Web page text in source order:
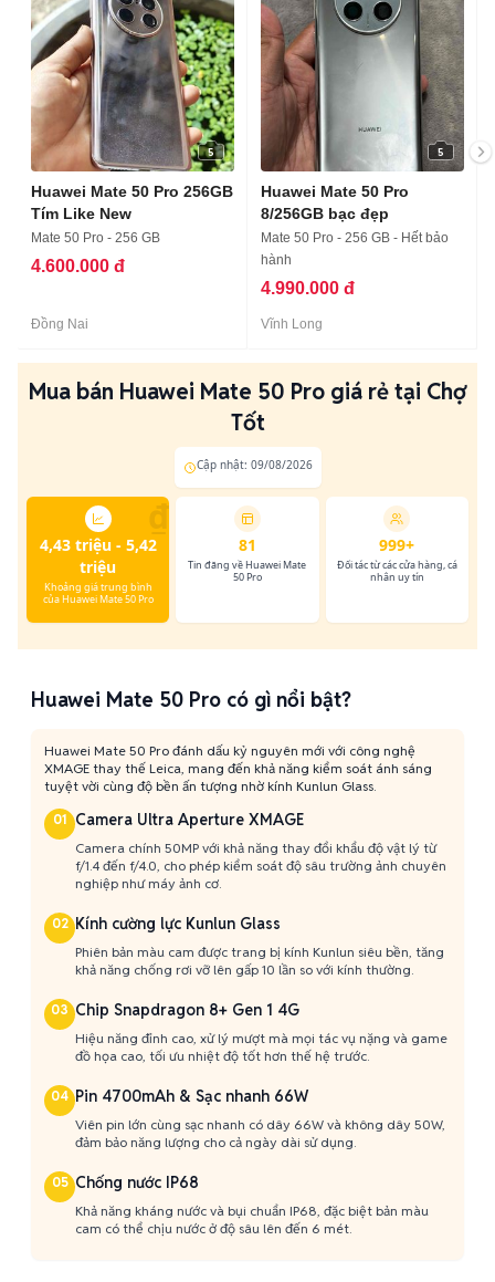
5
Huawei Mate 50 Pro 256GB
Tím Like New
Mate 50 Pro - 256 GB
4.600.000 đ
Đồng Nai
5
Huawei Mate 50 Pro
8/256GB bạc đẹp
Mate 50 Pro - 256 GB - Hết bảo
hành
4.990.000 đ
Vĩnh Long
Mua bán Huawei Mate 50 Pro giá rẻ tại Chợ
Tốt
Cập nhật: 09/08/2026
₫
4,43 triệu - 5,42
triệu
Khoảng giá trung bình
của Huawei Mate 50 Pro
81
Tin đăng về Huawei Mate
50 Pro
999+
Đối tác từ các cửa hàng, cá
nhân uy tín
Huawei Mate 50 Pro có gì nổi bật?
Huawei Mate 50 Pro đánh dấu kỷ nguyên mới với công nghệ
XMAGE thay thế Leica, mang đến khả năng kiểm soát ánh sáng
tuyệt vời cùng độ bền ấn tượng nhờ kính Kunlun Glass.
01 Camera Ultra Aperture XMAGE
Camera chính 50MP với khả năng thay đổi khẩu độ vật lý từ
f/1.4 đến f/4.0, cho phép kiểm soát độ sâu trường ảnh chuyên
nghiệp như máy ảnh cơ.
02 Kính cường lực Kunlun Glass
Phiên bản màu cam được trang bị kính Kunlun siêu bền, tăng
khả năng chống rơi vỡ lên gấp 10 lần so với kính thường.
03 Chip Snapdragon 8+ Gen 1 4G
Hiệu năng đỉnh cao, xử lý mượt mà mọi tác vụ nặng và game
đồ họa cao, tối ưu nhiệt độ tốt hơn thế hệ trước.
04 Pin 4700mAh & Sạc nhanh 66W
Viên pin lớn cùng sạc nhanh có dây 66W và không dây 50W,
đảm bảo năng lượng cho cả ngày dài sử dụng.
05 Chống nước IP68
Khả năng kháng nước và bụi chuẩn IP68, đặc biệt bản màu
cam có thể chịu nước ở độ sâu lên đến 6 mét.